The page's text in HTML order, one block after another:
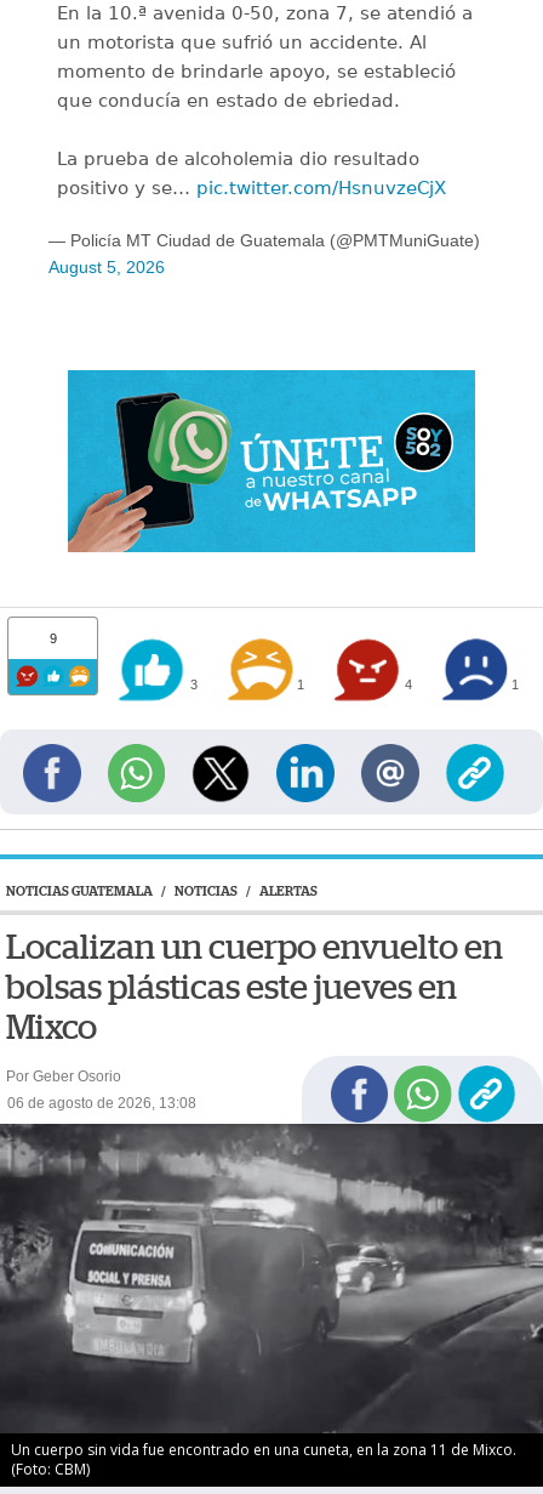
En la 10.ª avenida 0-50, zona 7, se atendió a
un motorista que sufrió un accidente. Al
momento de brindarle apoyo, se estableció
que conducía en estado de ebriedad.
La prueba de alcoholemia dio resultado
positivo y se… pic.twitter.com/HsnuvzeCjX
— Policía MT Ciudad de Guatemala (@PMTMuniGuate)
August 5, 2026
9
3 1 4 1
NOTICIAS GUATEMALA / NOTICIAS / ALERTAS
Localizan un cuerpo envuelto en
bolsas plásticas este jueves en
Mixco
Por Geber Osorio
06 de agosto de 2026, 13:08
Un cuerpo sin vida fue encontrado en una cuneta, en la zona 11 de Mixco.
(Foto: CBM)